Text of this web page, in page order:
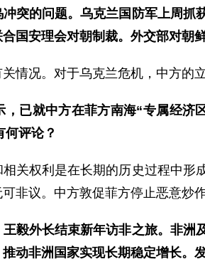
突的问题。乌克兰国防军上周
国安理会对朝制裁。外交部对朝
情况。对于乌克兰危机，中方的
已就中方在菲方南海“专属经
何评论？
关权利是在长期的历史过程中
非议。中方敦促菲方停止恶意炒作
王毅外长结束新年访非之旅。非
动非洲国家实现长期稳定增长。